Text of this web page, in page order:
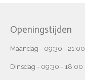
Openingstijden
Maandag - 09:30 - 21:00
Dinsdag - 09:30 - 18:00